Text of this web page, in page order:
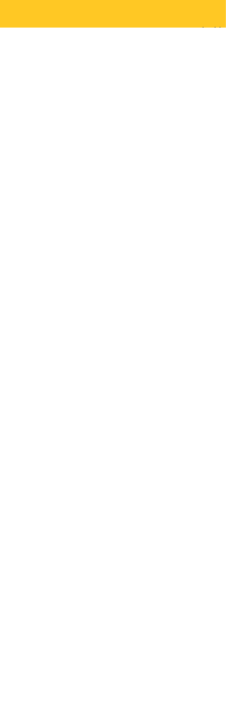
Katso kaikki